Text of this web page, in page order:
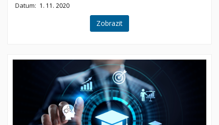
Datum: 1. 11. 2020
Zobrazit